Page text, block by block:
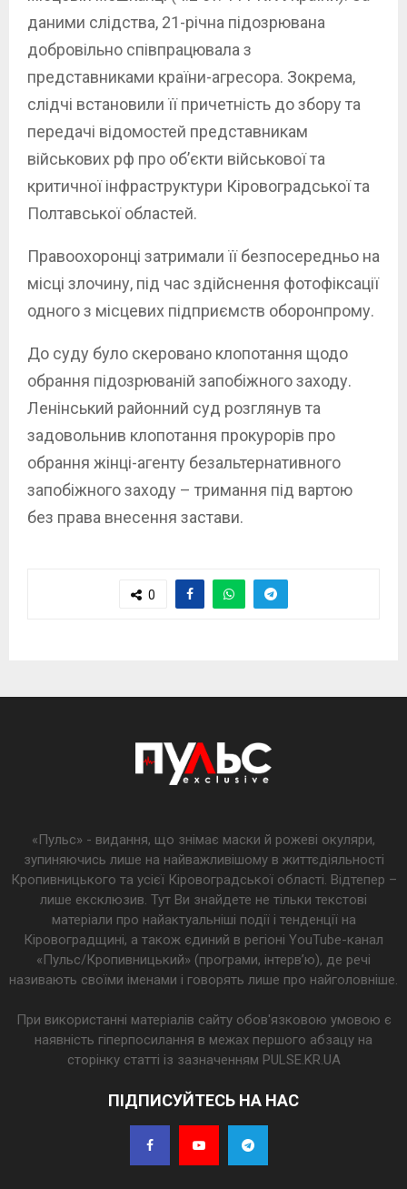
даними слідства, 21-річна підозрювана
добровільно співпрацювала з
представниками країни-агресора. Зокрема,
слідчі встановили її причетність до збору та
передачі відомостей представникам
військових рф про об’єкти військової та
критичної інфраструктури Кіровоградської та
Полтавської областей.
Правоохоронці затримали її безпосередньо на
місці злочину, під час здійснення фотофіксації
одного з місцевих підприємств оборонпрому.
До суду було скеровано клопотання щодо
обрання підозрюваній запобіжного заходу.
Ленінський районний суд розглянув та
задовольнив клопотання прокурорів про
обрання жінці-агенту безальтернативного
запобіжного заходу – тримання під вартою
без права внесення застави.
0
«Пульс» - видання, що знімає маски й рожеві окуляри,
зупиняючись лише на найважливішому в життєдіяльності
Кропивницького та усієї Кіровоградської області. Відтепер –
лише ексклюзив. Тут Ви знайдете не тільки текстові
матеріали про найактуальніші події і тенденції на
Кіровоградщині, а також єдиний в регіоні YouTube-канал
«Пульс/Кропивницький» (програми, інтерв’ю), де речі
називають своїми іменами і говорять лише про найголовніше.
При використанні матеріалів сайту обов'язковою умовою є
наявність гіперпосилання в межах першого абзацу на
сторінку статті із зазначенням PULSE.KR.UA
ПІДПИСУЙТЕСЬ НА НАС